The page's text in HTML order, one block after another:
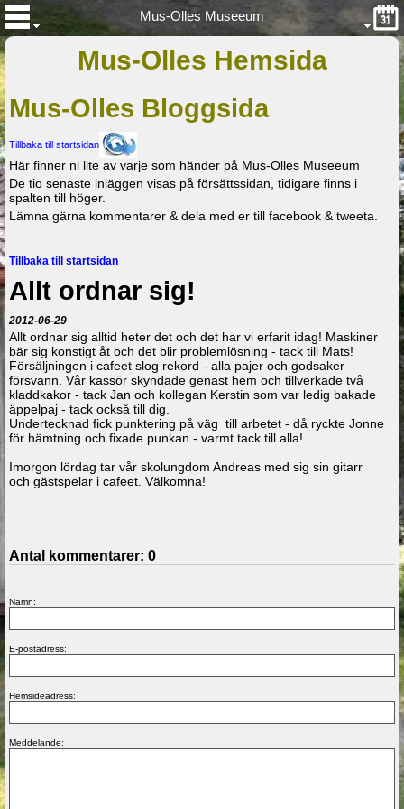
Mus-Olles Museeum
Mus-Olles Hemsida
Mus-Olles Bloggsida
Tillbaka till startsidan
Här finner ni lite av varje som händer på Mus-Olles Museeum
De tio senaste inläggen visas på försättssidan, tidigare finns i
spalten till höger.
Lämna gärna kommentarer & dela med er till facebook & tweeta.
Tillbaka till startsidan
Allt ordnar sig!
2012-06-29
Allt ordnar sig alltid heter det och det har vi erfarit idag! Maskiner
bär sig konstigt åt och det blir problemlösning - tack till Mats!
Försäljningen i cafeet slog rekord - alla pajer och godsaker
försvann. Vår kassör skyndade genast hem och tillverkade två
kladdkakor - tack Jan och kollegan Kerstin som var ledig bakade
äppelpaj - tack också till dig.
Undertecknad fick punktering på väg till arbetet - då ryckte Jonne
för hämtning och fixade punkan - varmt tack till alla!
Imorgon lördag tar vår skolungdom Andreas med sig sin gitarr
och gästspelar i cafeet. Välkomna!
Antal kommentarer: 0
Namn:
E-postadress:
Hemsideadress:
Meddelande: